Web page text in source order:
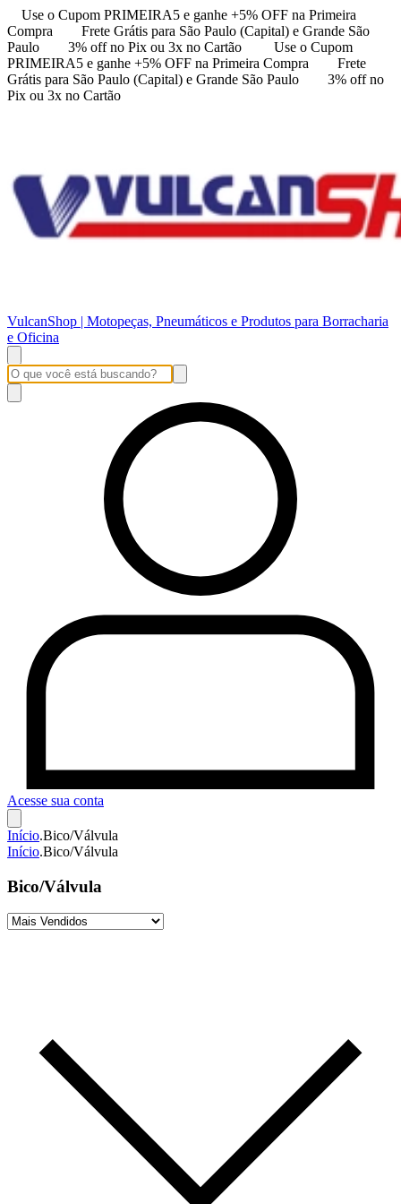
Use o Cupom PRIMEIRA5 e ganhe +5% OFF na Primeira
Compra
Frete Grátis para São Paulo (Capital) e Grande São
Paulo
3% off no Pix ou 3x no Cartão
Use o Cupom
PRIMEIRA5 e ganhe +5% OFF na Primeira Compra
Frete
Grátis para São Paulo (Capital) e Grande São Paulo
3% off no
Pix ou 3x no Cartão
VulcanShop | Motopeças, Pneumáticos e Produtos para Borracharia
e Oficina
Acesse sua conta
Início.Bico/Válvula
Início.Bico/Válvula
Bico/Válvula